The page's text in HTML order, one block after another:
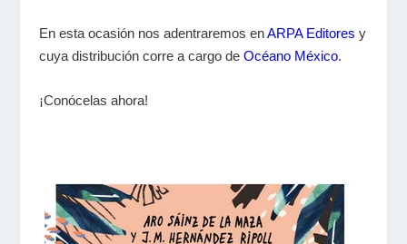
En esta ocasión nos adentraremos enARPA Editores y
cuya distribución corre a cargo de Océano México.
¡Conócelas ahora!